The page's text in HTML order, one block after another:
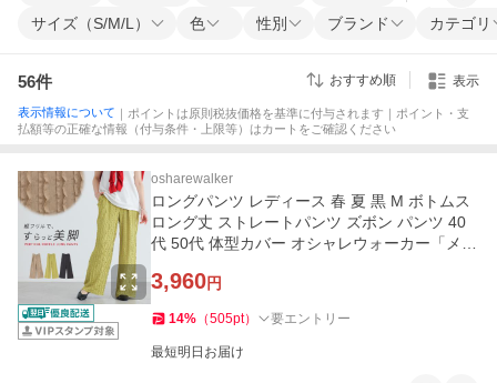
サイズ（S/M/L） 色 性別 ブランド カテゴリ
56件 おすすめ順 表示
表示情報について ｜ポイントは原則税抜価格を基準に付与されます｜ポイント・支
払額等の正確な情報（付与条件・上限等）はカートをご確認ください
osharewalker
ロングパンツ レディース 春 夏 黒 M ボトムス
ロング丈 ストレートパンツ ズボン パンツ 40
代 50代 体型カバー オシャレウォーカー「メー
3,960円
14% （505pt） 要エントリー
最短明日お届け